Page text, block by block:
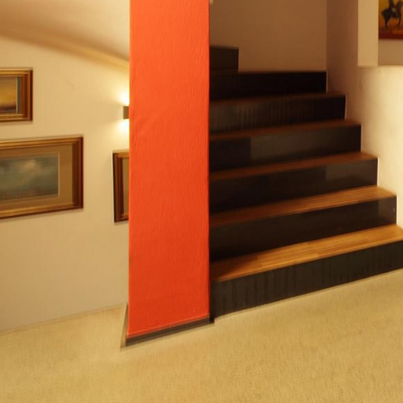
Projekte
News
Kontakt
Copyright
Datenschutz